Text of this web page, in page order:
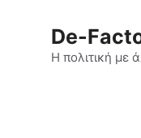
De-
Η πολιτική με